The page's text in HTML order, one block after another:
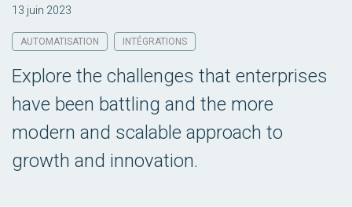
13 juin 2023
AUTOMATISATION INTÉGRATIONS
Explore the challenges that enterprises
have been battling and the more
modern and scalable approach to
growth and innovation.